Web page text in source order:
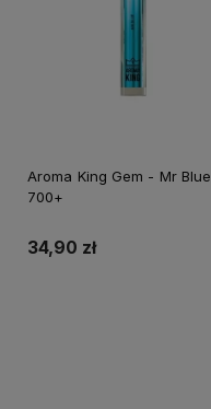
Aroma King Gem - Mr Blue
700+
34,90 zł